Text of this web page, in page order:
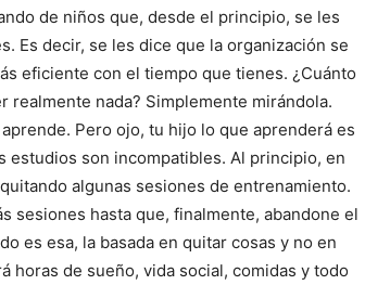
de niños que, desde el principio, se les
Es decir, se les dice que la organización se
eficiente con el tiempo que tienes. ¿Cuánto
nada? Simplemente mirándola.
Pero ojo, tu hijo lo que aprenderá es
son incompatibles. Al principio, en
algunas sesiones de entrenamiento.
sesiones hasta que, finalmente, abandone el
es esa, la basada en quitar cosas y no en
horas de sueño, vida social, comidas y todo